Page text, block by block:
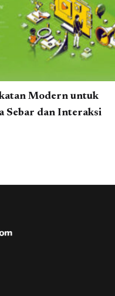
Modern untuk
Sebar dan Interaksi